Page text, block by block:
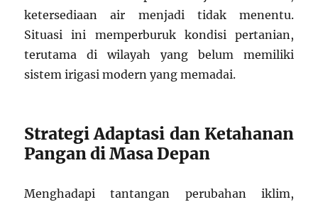
ketersediaan air menjadi tidak menentu.
Situasi ini memperburuk kondisi pertanian,
terutama di wilayah yang belum memiliki
sistem irigasi modern yang memadai.
Strategi Adaptasi dan Ketahanan
Pangan di Masa Depan
Menghadapi tantangan perubahan iklim,